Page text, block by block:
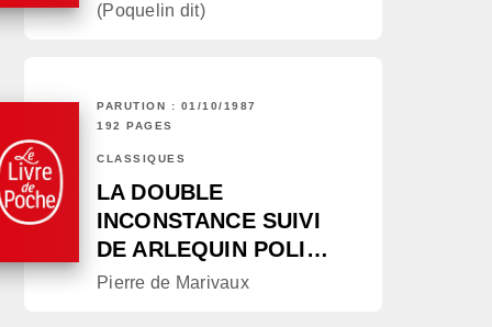
(Poquelin dit)
PARUTION : 01/10/1987
192 PAGES
CLASSIQUES
LA DOUBLE
INCONSTANCE SUIVI
DE ARLEQUIN POLI…
Pierre de Marivaux